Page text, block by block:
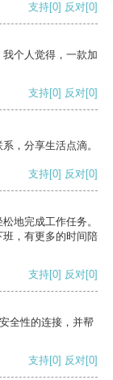
支持[0] 反对[0]
个人觉得，一款加
支持[0] 反对[0]
，分享生活点滴。
支持[0] 反对[0]
地完成工作任务。
，有更多的时间陪
支持[0] 反对[0]
全性的连接，并帮
支持[0] 反对[0]